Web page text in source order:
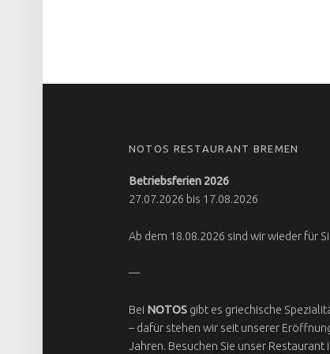
FOOTER SIDEBAR
NOTOS RESTAURANT BREMEN
Betriebsferien 2026
27.07.2026 bis 17.08.2026
Ab dem 18.08.2026 sind wir wieder für
—
Bei NOTOSgibt es griechische
– dafür stehen wir seit unserer
Jahren. Besuchen Sie unser Restaurant